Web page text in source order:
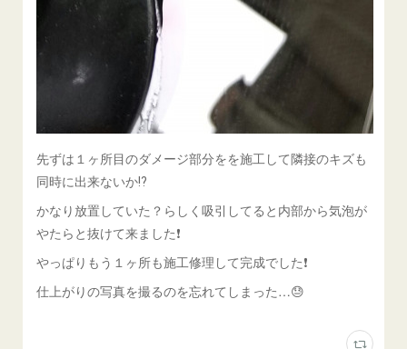
先ずは１ヶ所目のダメージ部分をを施工して隣接のキズも
同時に出来ないか⁉️
かなり放置していた？らしく吸引してると内部から気泡が
やたらと抜けて来ました❗️
やっぱりもう１ヶ所も施工修理して完成でした❗️
仕上がりの写真を撮るのを忘れてしまった…😓